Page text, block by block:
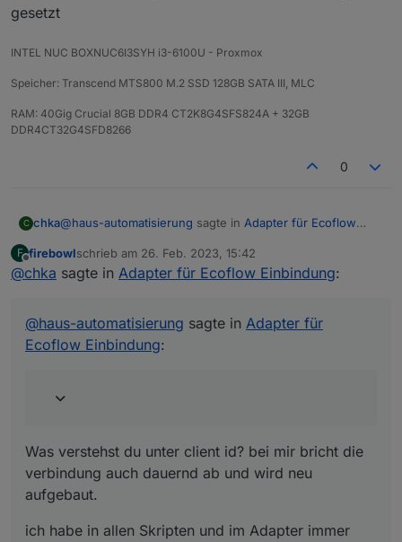
gesetzt
INTEL NUC BOXNUC6I3SYH i3-6100U - Proxmox
Speicher: Transcend MTS800 M.2 SSD 128GB SATA III, MLC
RAM: 40Gig Crucial 8GB DDR4 CT2K8G4SFS824A + 32GB
DDR4CT32G4SFD8266
0
C chka@haus-automatisierung sagte in Adapter für Ecoflow
Wichtiger Hinweis: Bitte denkt euch eine eigene,
verbindung auch dauernd ab und wird neu aufgebaut.
ich habe in allen Skripten und im Adapter immer meine
eigenen userID tokens usw genommen.
F
Offline
firebowlschrieb am 26. Feb. 2023, 15:42
zuletzt editiert von
@chka sagte in Adapter für Ecoflow Einbindung:
@haus-automatisierung sagte in Adapter für
Ecoflow Einbindung:
Was verstehst du unter client id? bei mir bricht die
verbindung auch dauernd ab und wird neu
aufgebaut.
ich habe in allen Skripten und im Adapter immer